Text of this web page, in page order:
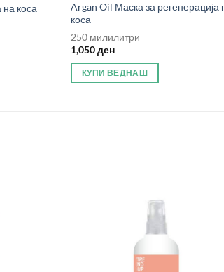
коса
Argan Oil Маска за регенерација
коса
250 милилитри
1,050ден
КУПИ ВЕДНАШ